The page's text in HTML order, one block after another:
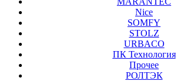
Nice
SOMFY
STOLZ
URBACO
ПК Технология
Прочее
РОЛТЭК